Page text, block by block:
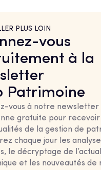
PLUS LOIN
vous
à la
Patrimoine
vous à notre newsletter
gratuite pour recevoir
de la gestion de
chaque jour les
le décryptage de
et les nouveautés de